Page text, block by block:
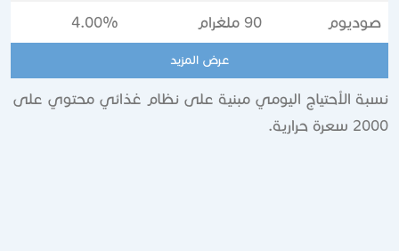
صوديوم 90 ملغرام 4.00%
عرض المزيد
نسبة الأحتياج اليومي مبنية على نظام غذائي محتوي على
2000 سعرة حرارية.